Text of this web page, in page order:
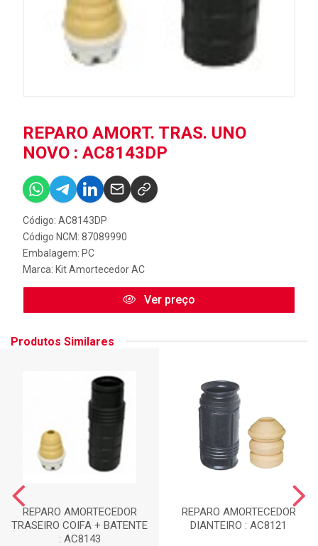
REPARO AMORT. TRAS. UNO
NOVO : AC8143DP
Código: AC8143DP
Código NCM: 87089990
Embalagem: PC
Marca: Kit Amortecedor AC
Ver preço
Produtos Similares
REPARO AMORTECEDOR
TRASEIRO COIFA + BATENTE
: AC8143
REPARO AMORTECEDOR
DIANTEIRO : AC8121